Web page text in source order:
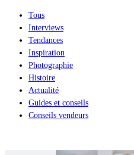
Tous
Interviews
Tendances
Inspiration
Photographie
Histoire
Actualité
Guides et conseils
Conseils vendeurs